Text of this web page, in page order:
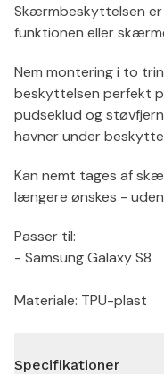
Skærmbeskyttelsen
funktionen eller
Nem montering i to
beskyttelsen perfekt
pudseklud og
havner under
Kan nemt tages af
længere ønskes -
Passer til:
- Samsung Galaxy S8
Materiale: TPU-plast
Specifikationer